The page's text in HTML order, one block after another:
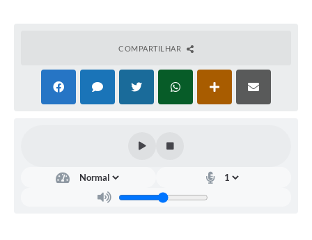
Audiências Públicas
COMPARTILHAR